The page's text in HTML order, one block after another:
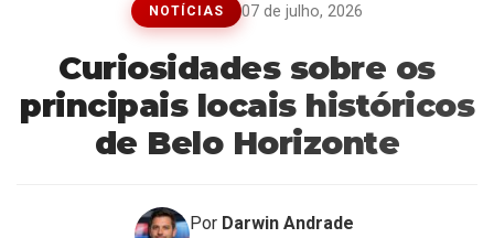
NOTÍCIAS 07 de julho, 2026
Curiosidades sobre os
principais locais históricos
de Belo Horizonte
Por Darwin Andrade